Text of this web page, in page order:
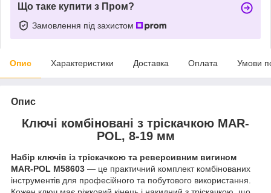
Що таке купити з Пром?
Замовлення під захистом
Опис Характеристики Доставка Оплата Умови
Опис
Ключі комбіновані з тріскачкою MAR-
POL, 8-19 мм
Набір ключів із тріскачкою та реверсивним вигином
MAR-POL M58603 — це практичний комплект комбінованих
інструментів для професійного та побутового використання.